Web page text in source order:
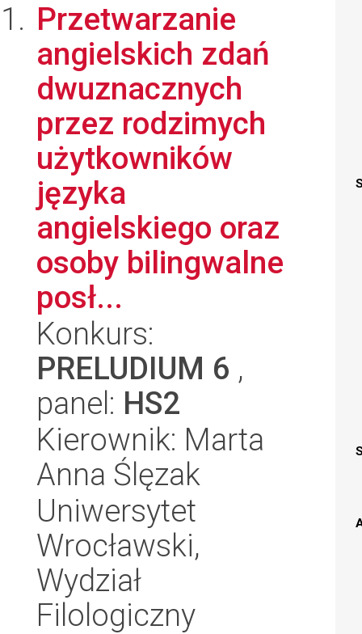
Przetwarzanie
angielskich zdań
dwuznacznych
przez rodzimych
użytkowników
języka
angielskiego oraz
osoby bilingwalne
posł...
Konkurs:
PRELUDIUM 6 ,
panel: HS2
Kierownik: Marta
Anna Ślęzak
Uniwersytet
Wrocławski,
Wydział
Filologiczny